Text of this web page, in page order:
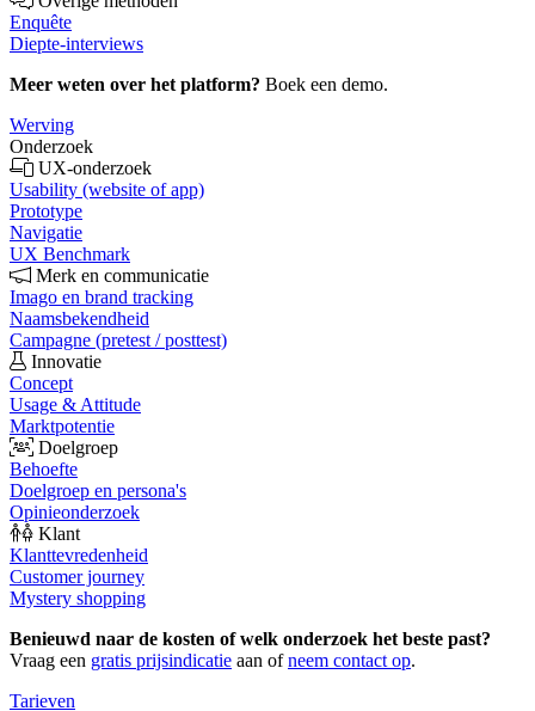
Enquête
Diepte-interviews
Meer weten over het platform? Boek een demo.
Werving
Onderzoek
UX-onderzoek
Usability (website of app)
Prototype
Navigatie
UX Benchmark
Merk en communicatie
Imago en brand tracking
Naamsbekendheid
Campagne (pretest / posttest)
Innovatie
Concept
Usage & Attitude
Marktpotentie
Doelgroep
Behoefte
Doelgroep en persona's
Opinieonderzoek
Klant
Klanttevredenheid
Customer journey
Mystery shopping
Benieuwd naar de kosten of welk onderzoek het beste past?
Vraag een gratis prijsindicatie aan ofneem contact op.
Tarieven